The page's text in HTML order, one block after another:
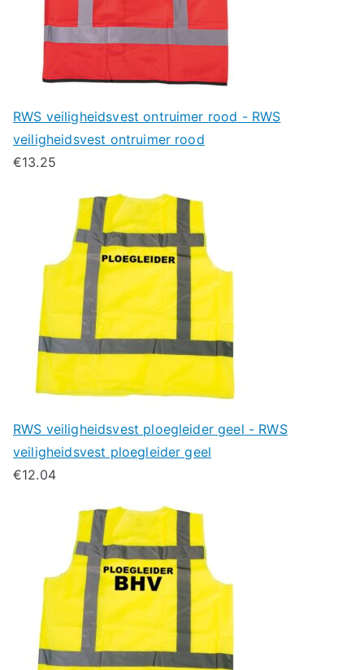
RWS veiligheidsvest ontruimer rood - RWS
veiligheidsvest ontruimer rood
€13.25
RWS veiligheidsvest ploegleider geel - RWS
veiligheidsvest ploegleider geel
€12.04